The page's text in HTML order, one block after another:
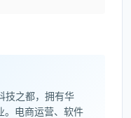
技之都，拥有华
。电商运营、软件